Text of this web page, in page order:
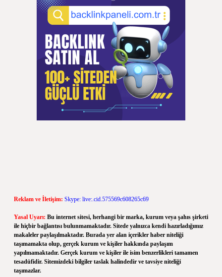
Reklam ve İletişim: Skype: live:.cid.575569c608265c69
Yasal Uyarı: Bu internet sitesi, herhangi bir marka, kurum veya şahıs şirketi
ile hiçbir bağlantısı bulunmamaktadır. Sitede yalnızca kendi hazırladığımız
makaleler paylaşılmaktadır. Burada yer alan içerikler haber niteliği
taşımamakta olup, gerçek kurum ve kişiler hakkında paylaşım
yapılmamaktadır. Gerçek kurum ve kişiler ile isim benzerlikleri tamamen
tesadüfidir. Sitemizdeki bilgiler taslak halindedir ve tavsiye niteliği
taşımazlar.